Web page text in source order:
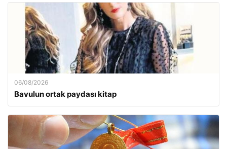
06/08/2026
Bavulun ortak paydası kitap